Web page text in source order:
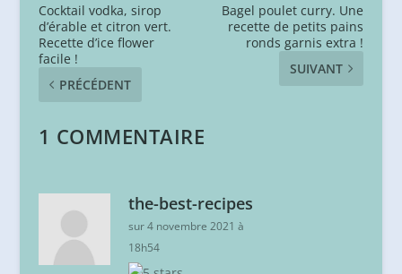
Cocktail vodka, sirop
d’érable et citron vert.
Recette d’ice flower
facile !
PRÉCÉDENT
Bagel poulet curry. Une
recette de petits pains
ronds garnis extra !
SUIVANT
1 COMMENTAIRE
the-best-recipes
sur 4 novembre 2021 à
18h54